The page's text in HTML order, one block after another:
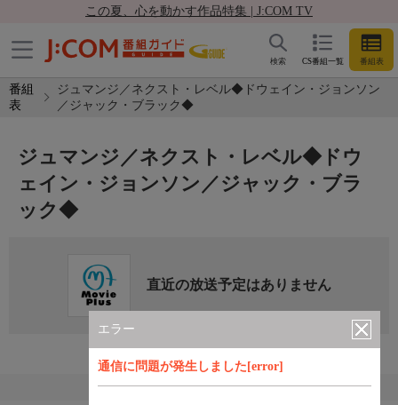
この夏、心を動かす作品特集 | J:COM TV
CS番組一覧 番組表
検索
番組
表
ジュマンジ／ネクスト・レベル◆ドウェイン・ジョンソン
／ジャック・ブラック◆
エラー
通信に問題が発生しました[error]
ジュマンジ／ネクスト・レベル◆ドウ
ェイン・ジョンソン／ジャック・ブラ
ック◆
直近の放送予定はありません